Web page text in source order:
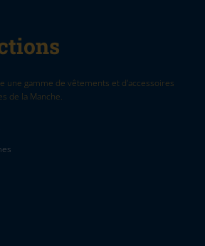
une gamme de vêtements et d'accessoires
de la Manche.